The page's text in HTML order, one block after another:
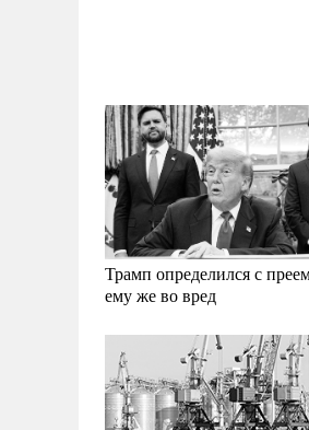
Трамп определился с
ему же во вред